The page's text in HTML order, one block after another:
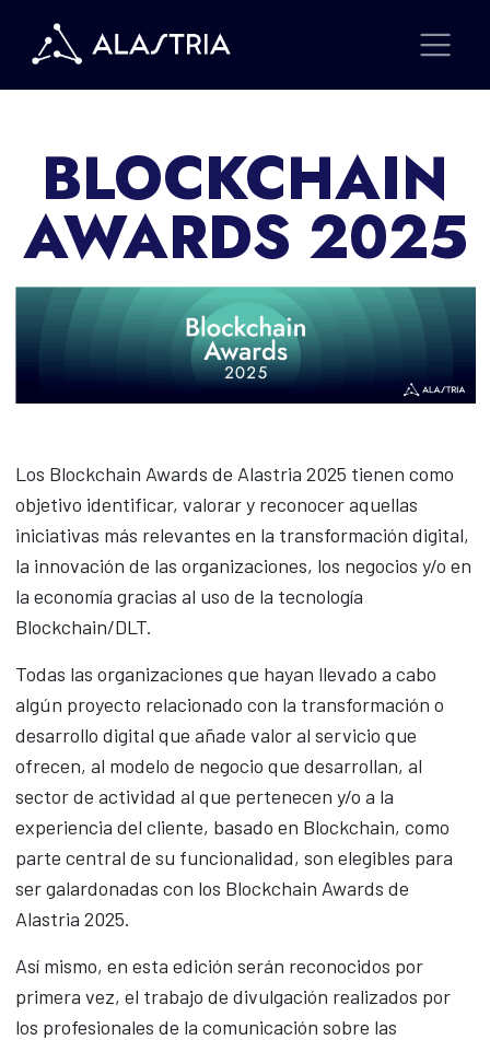
BLOCKCHAIN
AWARDS 2025
Los Blockchain Awards de Alastria 2025 tienen como
objetivo identificar, valorar y reconocer aquellas
iniciativas más relevantes en la transformación digital,
la innovación de las organizaciones, los negocios y/o en
la economía gracias al uso de la tecnología
Blockchain/DLT.
Todas las organizaciones que hayan llevado a cabo
algún proyecto relacionado con la transformación o
desarrollo digital que añade valor al servicio que
ofrecen, al modelo de negocio que desarrollan, al
sector de actividad al que pertenecen y/o a la
experiencia del cliente, basado en Blockchain, como
parte central de su funcionalidad, son elegibles para
ser galardonadas con los Blockchain Awards de
Alastria 2025.
Así mismo, en esta edición serán reconocidos por
primera vez, el trabajo de divulgación realizados por
los profesionales de la comunicación sobre las